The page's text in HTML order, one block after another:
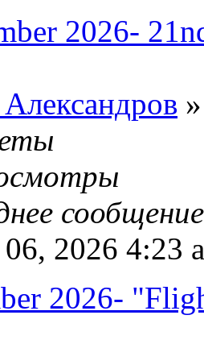
2026-
06, 2026 4:23
2026-